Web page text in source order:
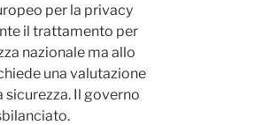
per la privacy
il trattamento per
nazionale ma allo
una valutazione
sicurezza. Il governo